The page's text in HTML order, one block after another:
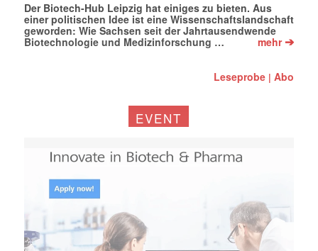
Der Biotech-Hub Leipzig hat einiges zu bieten. Aus
einer politischen Idee ist eine Wissenschaftslandschaft
geworden: Wie Sachsen seit der Jahrtausendwende
Biotechnologie und Medizinforschung …
mehr➔
Leseprobe |Abo
EVENT